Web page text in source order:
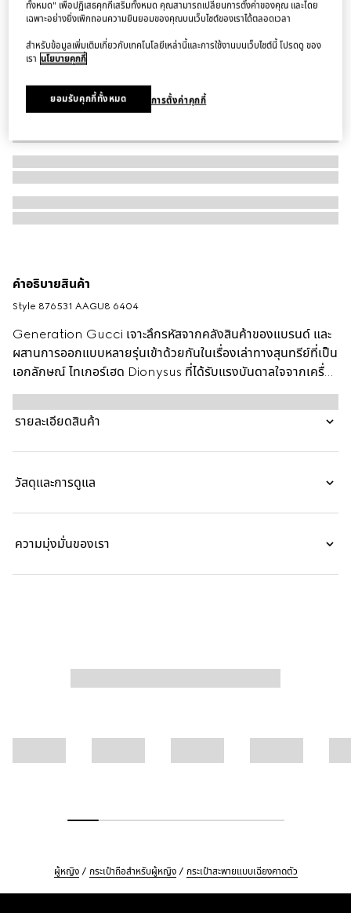
คำอธิบายสินค้า
Style ‎876531 AAGU8 6404
Generation Gucci เจาะลึกรหัสจากคลังสินค้าของแบรนด์ และ
ผสานการออกแบบหลายรุ่นเข้าด้วยกันในเรื่องเล่าทางสุนทรีย์ที่เป็น
เอกลักษณ์ ไทเกอร์เฮด Dionysus ที่ได้รับแรงบันดาลใจจากเครื่อง
ประดับถูกนำมาออกแบบใหม่เป็นที่ปิดที่ใช้งานได้จริงบนสินค้าหนัง
ขนาดเล็ก ออกแบบมาเพื่อพกพาของจำเป็น สไตล์นี้ผลิตจากหนัง
ละเอียดนุ่ม พร้อมฮาร์ดแวร์สองโทนเพื่อสัมผัสความทันสมัย
รายละเอียดสินค้า
วัสดุและการดูแล
ความมุ่งมั่นของเรา
ผู้หญิง กระเป๋าถือสำหรับผู้หญิง กระเป๋าสะพายแบบเฉียงคาดตัว
ทั้งหมด" เพื่อปฏิเสธคุกกี้เสริมทั้งหมด คุณสามารถเปลี่ยนการตั้งค่าของคุณ และโดย
เฉพาะอย่างยิ่งเพิกถอนความยินยอมของคุณบนเว็บไซต์ของเราได้ตลอดเวลา
สำหรับข้อมูลเพิ่มเติมเกี่ยวกับเทคโนโลยีเหล่านี้และการใช้งานบนเว็บไซต์นี้ โปรดดู ของ
เรา นโยบายคุกกี้
การตั้งค่าคุกกี้
ยอมรับคุกกี้ทั้งหมด